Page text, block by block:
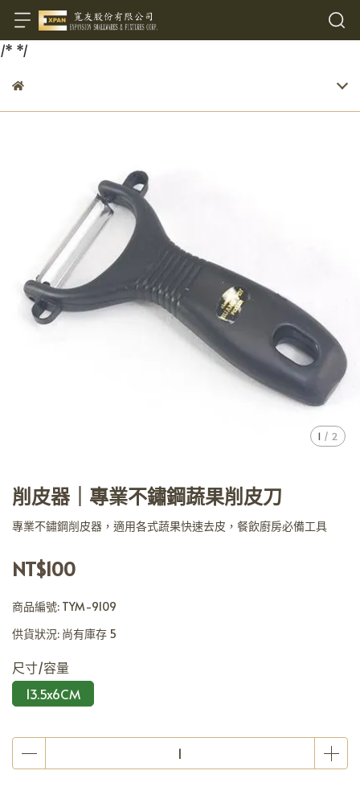
/* */
1 / 2
削皮器｜專業不鏽鋼蔬果削皮刀
專業不鏽鋼削皮器，適用各式蔬果快速去皮，餐飲廚房必備工具
NT$100
商品編號: TYM-9109
供貨狀況: 尚有庫存 5
尺寸/容量
13.5x6CM